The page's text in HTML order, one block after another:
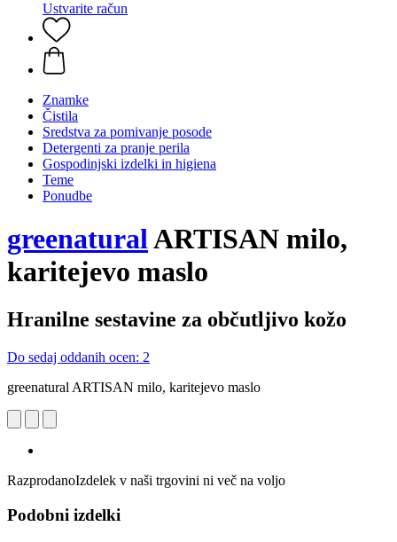
Ustvarite račun
Znamke
Čistila
Sredstva za pomivanje posode
Detergenti za pranje perila
Gospodinjski izdelki in higiena
Teme
Ponudbe
greenaturalARTISAN milo,
karitejevo maslo
Hranilne sestavine za občutljivo kožo
Do sedaj oddanih ocen: 2
greenatural ARTISAN milo, karitejevo maslo
RazprodanoIzdelek v naši trgovini ni več na voljo
Podobni izdelki